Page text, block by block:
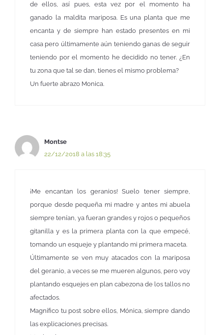
de ellos, así pues, esta vez por el momento ha
ganado la maldita mariposa. Es una planta que me
encanta y de siempre han estado presentes en mi
casa pero últimamente aún teniendo ganas de seguir
teniendo por el momento he decidido no tener. ¿En
tu zona que tal se dan, tienes el mismo problema?
Un fuerte abrazo Monica.
Montse
22/12/2018 a las 18:35
¡Me encantan los geranios! Suelo tener siempre,
porque desde pequeña mi madre y antes mi abuela
siempre tenían, ya fueran grandes y rojos o pequeños
gitanilla y es la primera planta con la que empecé,
tomando un esqueje y plantando mi primera maceta.
Últimamente se ven muy atacados con la mariposa
del geranio, a veces se me mueren algunos, pero voy
plantando esquejes en plan cabezona de los tallos no
afectados.
Magnífico tu post sobre ellos, Mónica, siempre dando
las explicaciones precisas.